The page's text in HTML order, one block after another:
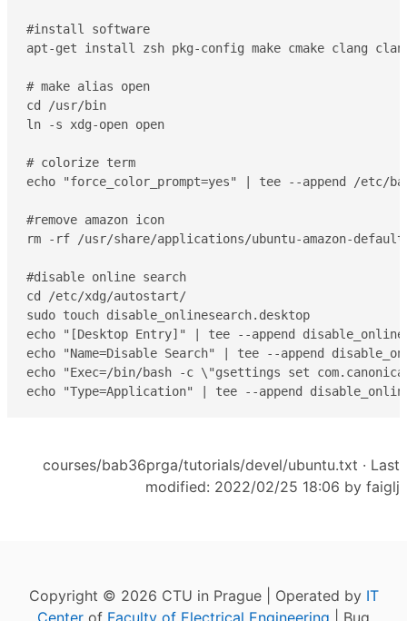
#install software
apt-get install zsh pkg-config make cmake clang
# make alias open
cd /usr/bin
ln -s xdg-open open
# colorize term
echo "force_color_prompt=yes" | tee --append /etc/
#remove amazon icon
rm -rf /usr/share/applications/ubuntu-amazon-
#disable online search
cd /etc/xdg/autostart/
sudo touch disable_onlinesearch.desktop
echo "[Desktop Entry]" | tee --append
echo "Name=Disable Search" | tee --append
echo "Exec=/bin/bash -c \"gsettings set
echo "Type=Application" | tee --append
courses/bab36prga/tutorials/devel/ubuntu.txt · Last
modified: 2022/02/25 18:06 by faiglj
Copyright © 2026 CTU in Prague | Operated by IT
Center of Faculty of Electrical Engineering | Bug